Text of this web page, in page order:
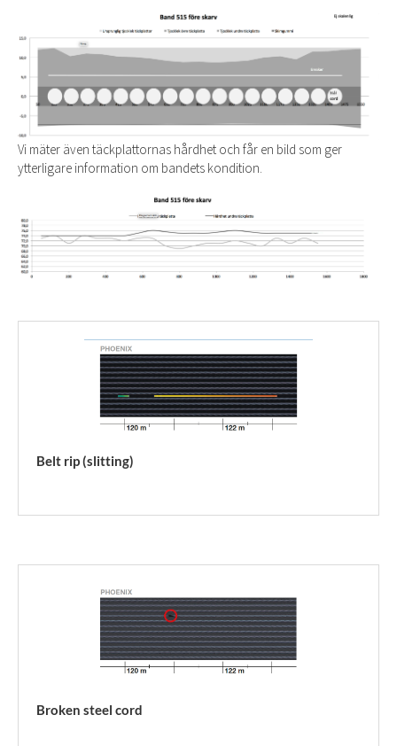
Vi mäter även täckplattornas hårdhet och får en bild som ger
ytterligare information om bandets kondition.
Belt rip (slitting)
Broken steel cord